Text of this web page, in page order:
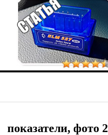
показатели, фото 2